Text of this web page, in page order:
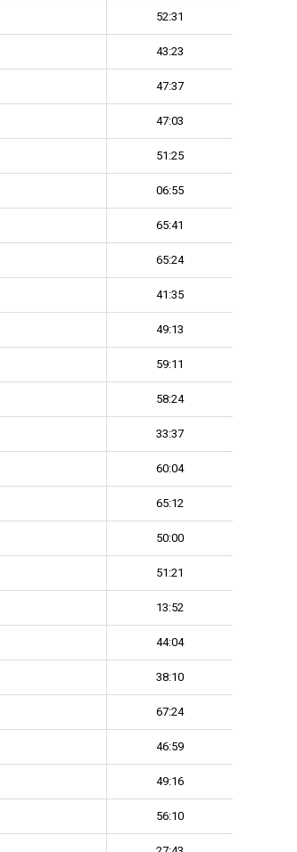
52:31
43:23
47:37
47:03
51:25
06:55
65:41
65:24
41:35
49:13
59:11
58:24
33:37
60:04
65:12
50:00
51:21
13:52
44:04
38:10
67:24
46:59
49:16
56:10